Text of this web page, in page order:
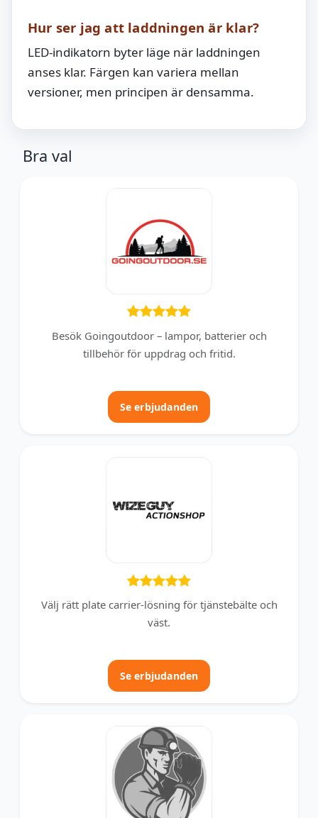
Hur ser jag att laddningen är klar?
LED-indikatorn byter läge när laddningen
anses klar. Färgen kan variera mellan
versioner, men principen är densamma.
Bra val
Besök Goingoutdoor – lampor, batterier och
tillbehör för uppdrag och fritid.
Se erbjudanden
Välj rätt plate carrier‑lösning för tjänstebälte och
väst.
Se erbjudanden